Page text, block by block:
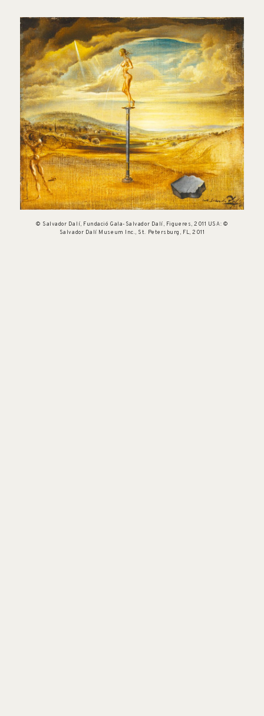
© Salvador Dalí, Fundació Gala-Salvador Dalí, Figueres, 2011 USA: ©
Salvador Dalí Museum Inc., St. Petersburg, FL, 2011